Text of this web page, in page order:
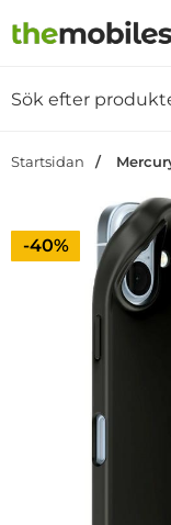
Startsidan
Priset är nedsatt
-40%